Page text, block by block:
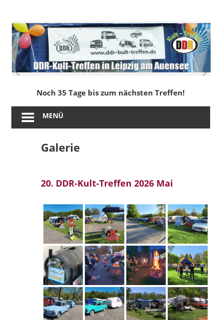
springen
DDR-
Kult-
Treffen
in
Leipzig
am
Noch 35 Tage bis zum nächsten Treffen!
MENÜ
Galerie
20. DDR-Kult-Treffen 2026 Mai